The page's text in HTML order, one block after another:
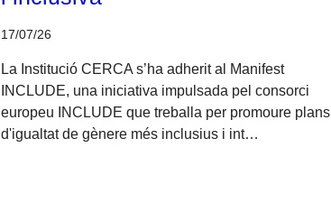
17/07/26
La Institució CERCA s’ha adherit al Manifest
INCLUDE, una iniciativa impulsada pel consorci
europeu INCLUDE que treballa per promoure plans
d'igualtat de gènere més inclusius i int…